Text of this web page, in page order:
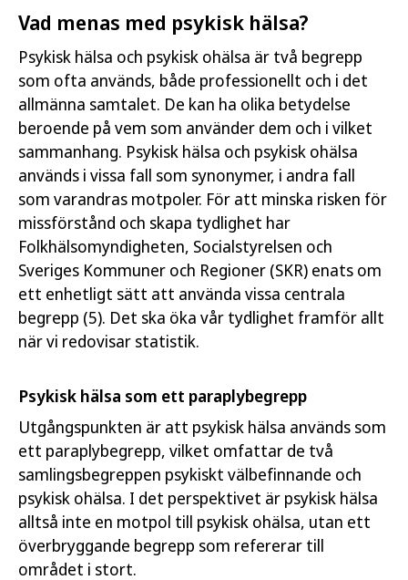
Vad menas med psykisk hälsa?
Psykisk hälsa och psykisk ohälsa är två begrepp
som ofta används, både professionellt och i det
allmänna samtalet. De kan ha olika betydelse
beroende på vem som använder dem och i vilket
sammanhang. Psykisk hälsa och psykisk ohälsa
används i vissa fall som synonymer, i andra fall
som varandras motpoler. För att minska risken för
missförstånd och skapa tydlighet har
Folkhälsomyndigheten, Socialstyrelsen och
Sveriges Kommuner och Regioner (SKR) enats om
ett enhetligt sätt att använda vissa centrala
begrepp (5). Det ska öka vår tydlighet framför allt
när vi redovisar statistik.
Psykisk hälsa som ett paraplybegrepp
Utgångspunkten är att psykisk hälsa används som
ett paraplybegrepp, vilket omfattar de två
samlingsbegreppen psykiskt välbefinnande och
psykisk ohälsa. I det perspektivet är psykisk hälsa
alltså inte en motpol till psykisk ohälsa, utan ett
överbryggande begrepp som refererar till
området i stort.